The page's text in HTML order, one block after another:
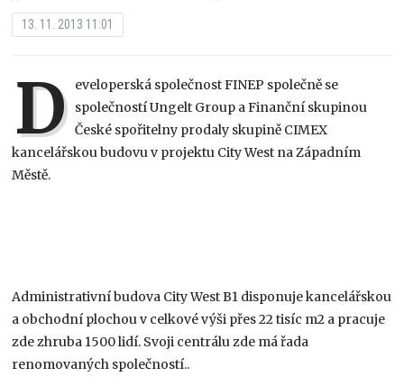
13. 11. 2013 11:01
D eveloperská společnost FINEP společně se
společností Ungelt Group a Finanční skupinou
České spořitelny prodaly skupině CIMEX
kancelářskou budovu v projektu City West na Západním
Městě.
Administrativní budova City West B1 disponuje kancelářskou
a obchodní plochou v celkové výši přes 22 tisíc m2 a pracuje
zde zhruba 1500 lidí. Svoji centrálu zde má řada
renomovaných společností..